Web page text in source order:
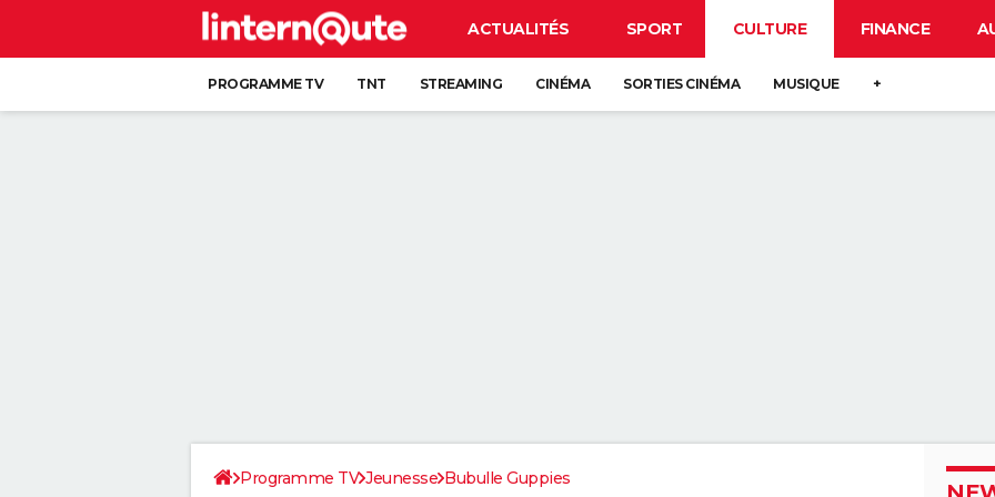
ACTUALITÉS SPORT CULTURE FINANCE
PROGRAMME TV TNT STREAMING CINÉMA SORTIES CINÉMA MUSIQUE +
Programme TV Jeunesse Bubulle Guppies